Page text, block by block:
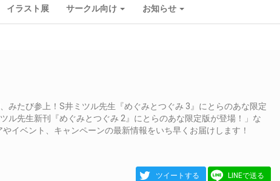
イラスト展 サークル向け お知らせ
みたび参上！S井ミツル先生『めぐみとつぐみ 3』にとらのあな限定
ル先生新刊『めぐみとつぐみ 2』にとらのあな限定版が登場！」な
イベント、キャンペーンの最新情報をいち早くお届けします！
ツイートする LINEで送る